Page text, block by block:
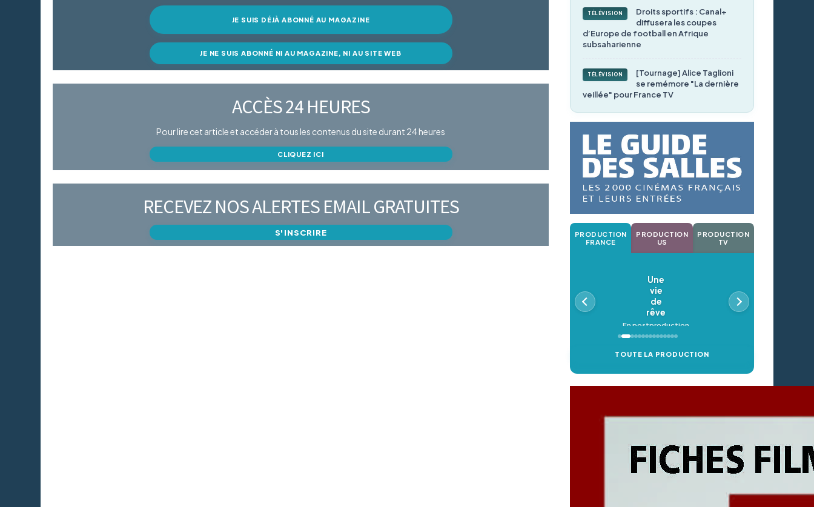
JE SUIS DÉJÀ ABONNÉ AU MAGAZINE
JE NE SUIS ABONNÉ NI AU MAGAZINE, NI AU SITE WEB
ACCÈS 24 HEURES
Pour lire cet article et accéder à tous les contenus du site durant 24 heures
CLIQUEZ ICI
RECEVEZ NOS ALERTES EMAIL GRATUITES
S'INSCRIRE
TÉLÉVISION
Droits sportifs : Canal+
diffusera les coupes
d’Europe de football en Afrique
subsaharienne
TÉLÉVISION
[Tournage] Alice Taglioni
se remémore "La dernière
veillée" pour France TV
PRODUCTION
FRANCE
PRODUCTION
US
PRODUCTION
TV
Une
vie
de
rêve
En postproduction
TOUTE LA PRODUCTION